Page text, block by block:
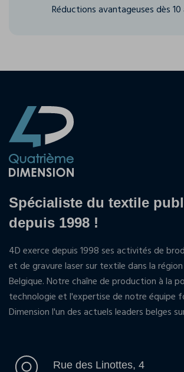
Réductions avantageuses dès
Spécialiste du textile
depuis 1998 !
4D exerce depuis 1998 ses activités de
et de gravure laser sur textile dans la
Belgique. Notre chaîne de production à la
technologie et l'expertise de notre équipe
Dimension l'un des actuels leaders belges
Rue des Linottes, 4